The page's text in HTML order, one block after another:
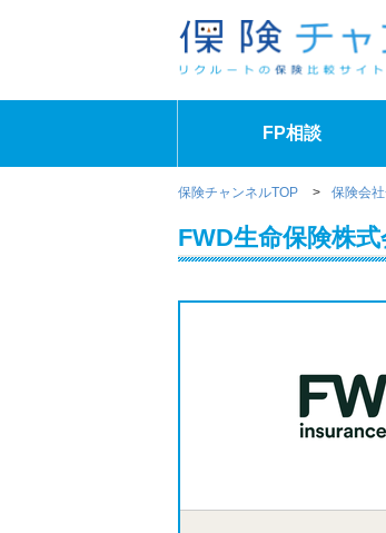
FP相談
保険チャンネルTOP > 保険会
FWD生命保険株